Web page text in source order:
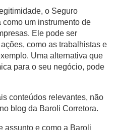
o Seguro
um instrumento de
Ele pode ser
como as trabalhistas e
Uma alternativa que
para o seu negócio, pode
conteúdos relevantes, não
blog da Baroli Corretora.
assunto e como a Baroli